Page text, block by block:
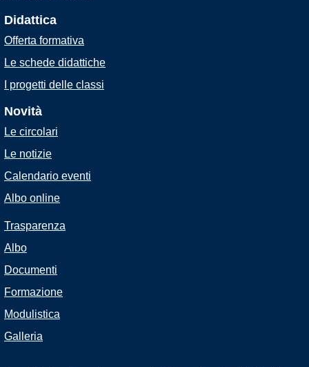
Didattica
Offerta formativa
Le schede didattiche
I progetti delle classi
Novità
Le circolari
Le notizie
Calendario eventi
Albo online
Trasparenza
Albo
Documenti
Formazione
Modulistica
Galleria